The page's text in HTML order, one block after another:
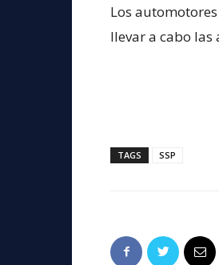
Los
llevar a cabo las
TAGS SSP